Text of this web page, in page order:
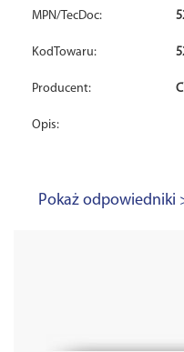
MPN/TecDoc:
KodTowaru:
Producent:
Opis:
Pokaż odpowiedniki